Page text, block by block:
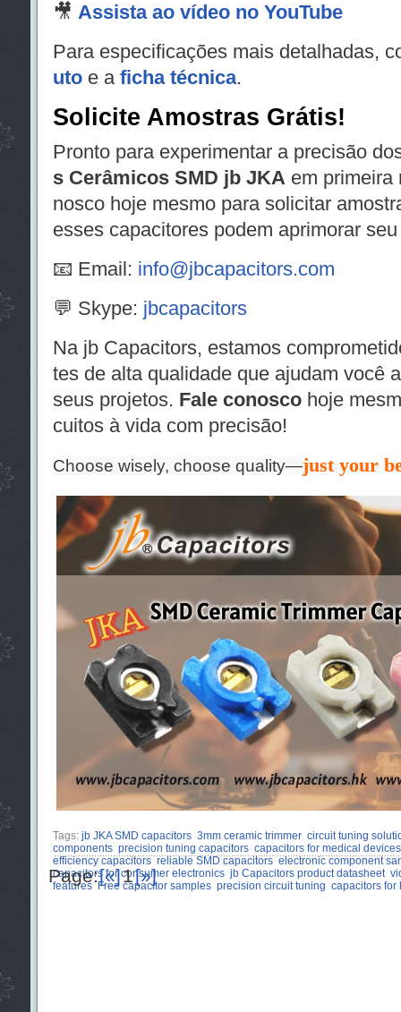
🎥 Assista ao vídeo no YouTube
Para especificações mais detalhadas,
utoe a ficha técnica.
Solicite Amostras Grátis!
Pronto para experimentar a precisão
s Cerâmicos SMD jb JKAem primeira
nosco hoje mesmo para solicitar
esses capacitores podem aprimorar
📧 Email: info@jbcapacitors.com
💬 Skype: jbcapacitors
Na jb Capacitors, estamos
tes de alta qualidade que ajudam você
seus projetos. Fale conoscohoje
cuitos à vida com precisão!
Choose wisely, choose quality—just your
Tags: jb JKA SMD capacitors 3mm ceramic trimmer circuit tuning
components precision tuning capacitors capacitors for medical devices
efficiency capacitors reliable SMD capacitors electronic component
capacitors for consumer electronics jb Capacitors product datasheet
features
Free capacitor samples precision circuit tuning capacitors for
Page:[«]1[»]